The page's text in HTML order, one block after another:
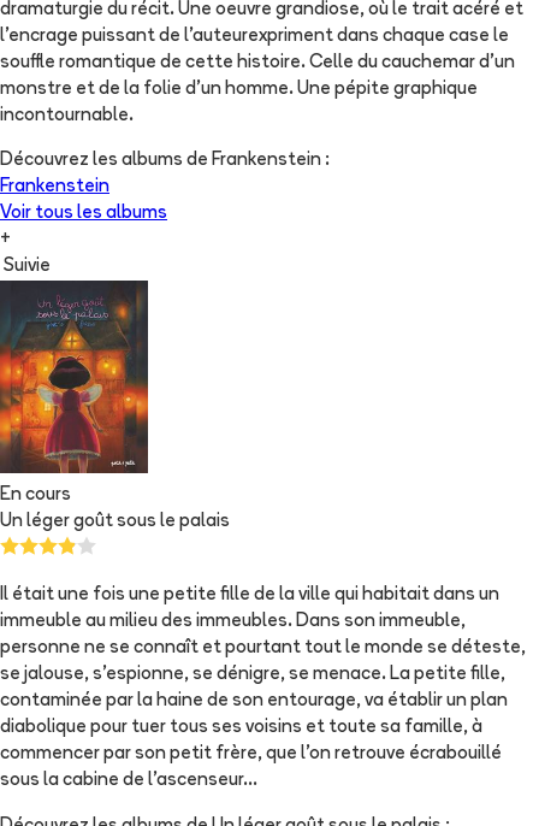
dramaturgie du récit. Une oeuvre grandiose, où le trait acéré et
l'encrage puissant de l'auteurexpriment dans chaque case le
souffle romantique de cette histoire. Celle du cauchemar d'un
monstre et de la folie d'un homme. Une pépite graphique
incontournable.
Découvrez les albums de Frankenstein :
Frankenstein
Voir tous les albums
+
Suivie
En cours
Un léger goût sous le palais
Il était une fois une petite fille de la ville qui habitait dans un
immeuble au milieu des immeubles. Dans son immeuble,
personne ne se connaît et pourtant tout le monde se déteste,
se jalouse, s’espionne, se dénigre, se menace. La petite fille,
contaminée par la haine de son entourage, va établir un plan
diabolique pour tuer tous ses voisins et toute sa famille, à
commencer par son petit frère, que l’on retrouve écrabouillé
sous la cabine de l’ascenseur…